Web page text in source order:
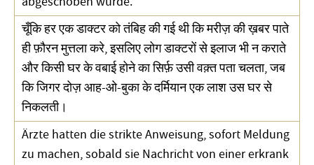
चूँकि हर एक डाक्टर को तंबिह की गई थी कि मरीज़ की ख़बर पाते
ही फ़ौरन मुत्तला करे, इसलिए लोग डाक्टरों से इलाज भी न कराते
और किसी घर के वबाई होने का सिर्फ़ उसी वक़्त पता चलता, जब
कि जिगर दोज़ आह-ओ-बुका के दर्मियान एक लाश उस घर से
निकलती।
Ärzte hatten die strikte Anweisung, sofort Meldung
zu machen, sobald sie Nachricht von einer erkrank